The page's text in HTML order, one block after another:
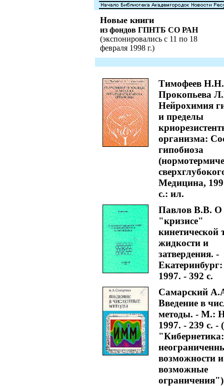
Новые книги
из фондов ГПНТБ СО РАН
(экспонировались с 11 по 18
февраля 1998 г.)
Тимофеев
Прокопьева
Нейрохимия
и пределы
организма:
гипобиоза
Медицина,
с.: ил.
Павлов В.В. О
"кризисе"
кинетической
жидкости и
затвердения. -
1997. - 392 с.
Самарский
Введение в
методы. - М.:
1997. - 239 с. -
"Кибернетика:
возможности и
возможные